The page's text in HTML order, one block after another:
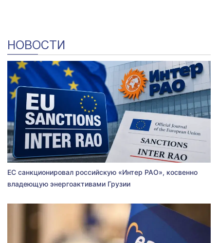
НОВОСТИ
ЕС санкционировал российскую «Интер РАО», косвенно
владеющую энергоактивами Грузии